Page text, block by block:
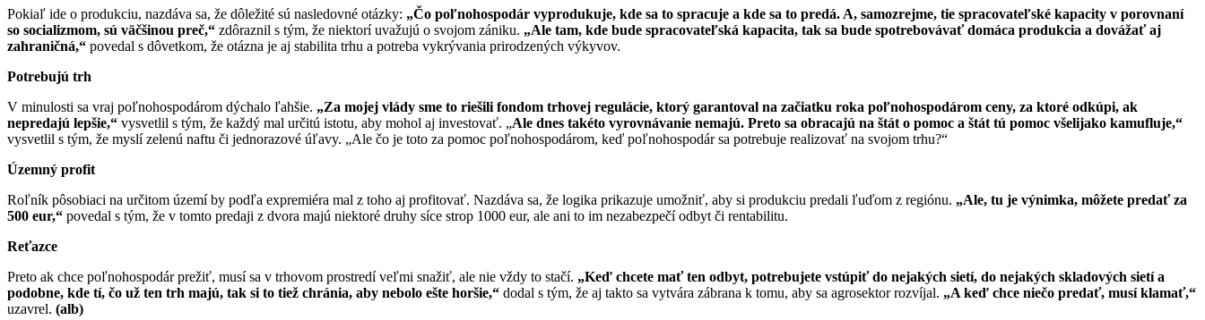
Pokiaľ ide o produkciu, nazdáva sa, že dôležité sú nasledovné otázky: „Čo poľnohospodár vyprodukuje, kde sa to spracuje a kde sa to predá. A, samozrejme, tie spracovateľské kapacity v porovnaní
so socializmom, sú väčšinou preč,“ zdôraznil s tým, že niektorí uvažujú o svojom zániku. „Ale tam, kde bude spracovateľská kapacita, tak sa bude spotrebovávať domáca produkcia a dovážať aj
zahraničná,“ povedal s dôvetkom, že otázna je aj stabilita trhu a potreba vykrývania prirodzených výkyvov.
Potrebujú trh
V minulosti sa vraj poľnohospodárom dýchalo ľahšie. „Za mojej vlády sme to riešili fondom trhovej regulácie, ktorý garantoval na začiatku roka poľnohospodárom ceny, za ktoré odkúpi, ak
nepredajú lepšie,“ vysvetlil s tým, že každý mal určitú istotu, aby mohol aj investovať. „Ale dnes takéto vyrovnávanie nemajú. Preto sa obracajú na štát o pomoc a štát tú pomoc všelijako kamufluje,“
vysvetlil s tým, že myslí zelenú naftu či jednorazové úľavy. „Ale čo je toto za pomoc poľnohospodárom, keď poľnohospodár sa potrebuje realizovať na svojom trhu?“
Územný profit
Roľník pôsobiaci na určitom území by podľa expremiéra mal z toho aj profitovať. Nazdáva sa, že logika prikazuje umožniť, aby si produkciu predali ľuďom z regiónu. „Ale, tu je výnimka, môžete predať za
500 eur,“ povedal s tým, že v tomto predaji z dvora majú niektoré druhy síce strop 1000 eur, ale ani to im nezabezpečí odbyt či rentabilitu.
Reťazce
Preto ak chce poľnohospodár prežiť, musí sa v trhovom prostredí veľmi snažiť, ale nie vždy to stačí. „Keď chcete mať ten odbyt, potrebujete vstúpiť do nejakých sietí, do nejakých skladových sietí a
podobne, kde tí, čo už ten trh majú, tak si to tiež chránia, aby nebolo ešte horšie,“ dodal s tým, že aj takto sa vytvára zábrana k tomu, aby sa agrosektor rozvíjal. „A keď chce niečo predať, musí klamať,“
uzavrel. (alb)